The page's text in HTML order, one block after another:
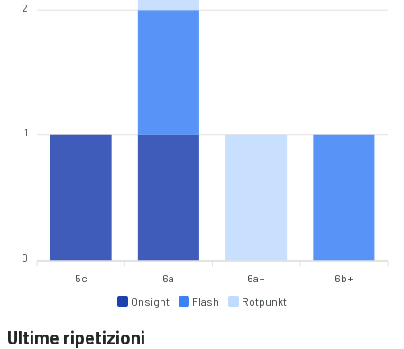
Onsight Flash Rotpunkt
2
1
0
5c 6a 6a+ 6b+
Ultime ripetizioni